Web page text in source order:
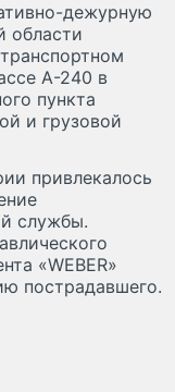
дежурную
области
А-240 в
пункта
и грузовой
привлекалось
службы.
«WEBER»
пострадавшего.